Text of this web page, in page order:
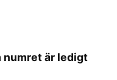
numret är ledigt